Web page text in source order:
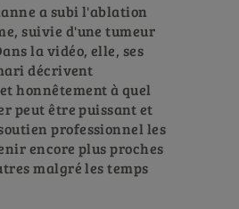
a subi l'ablation
suivie d'une tumeur
la vidéo, elle, ses
décrivent
honnêtement à quel
peut être puissant et
professionnel les
encore plus proches
malgré les temps